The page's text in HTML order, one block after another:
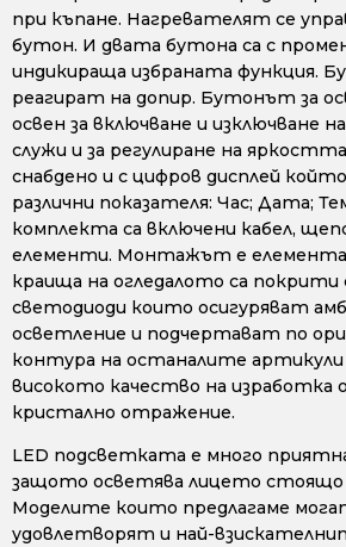
при къпане. Нагревателят се
бутон. И двата бутона са с
индикираща избраната функция.
реагират на допир. Бутонът за
освен за включване и изключване
служи и за регулиране на
снабдено и с цифров дисплей
различни показателя: Час; Дата;
комплекта са включени кабел,
елементи. Монтажът е
краища на огледалото са покрити
светодиоди които осигуряват
осветление и подчертават по
контура на останалите артикули
високото качество на изработка
кристално отражение.
LED подсветката е много
защото осветява лицето стоящо
Моделите които предлагаме
удовлетворят и най-